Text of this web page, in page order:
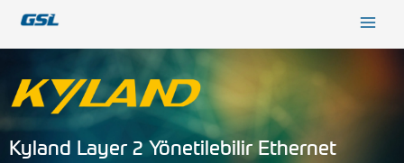
Kyland Layer 2 Yönetilebilir Ethernet